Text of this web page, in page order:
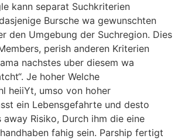
kann separat Suchkriterien
Bursche wa gewunschten
den Umgebung der Suchregion. Dies
perish anderen Kriterien
nachstes uber diesem wa
Je hoher Welche
heiiYt, umso von hoher
ein Lebensgefahrte und desto
away Risiko, Durch ihm die eine
fahig sein. Parship fertigt